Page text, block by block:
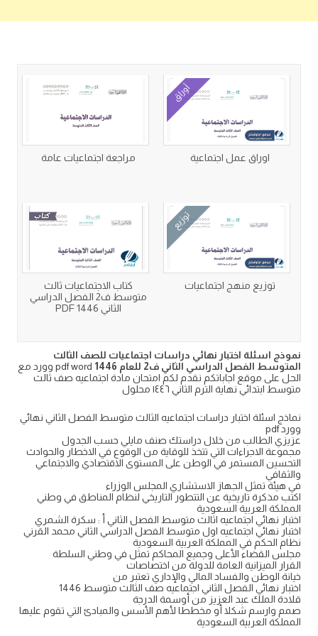
أوراق
اوراق عمل اجتماعية مراجعة اجتماعيات عامة
توزيع
توزيع منهج اجتماعيات
كتاب الاجتماعيات ثالث
متوسط ف2 الفصل الدراسي
الثاني 1446 PDF
نموذج اسئلة اختبار نهائي دراسات اجتماعيات للصف الثالث
المتوسط الفصل الدراسي الثاني ف2 للعام 1446
pdf word وورد مع
الحل على موقع اجاباتكم نقدم لكم امتحان مادة اجتماعيه صف ثالث
متوسط ابتدائي نهاية الترم الثاني ١٤٤٦ محلول
نماذج اسئلة اختبار دراسات اجتماعيه الثالث متوسط الفصل الثاني نهائي
وورد pdf
عزيزي الطالب من خلال دراستك صنف مايلي حسب الجدول
مجموعة الاجراءات التي تتخذ للوقاية من الوقوع في الاخطار والحوادث
التحسين المستمر في الوطن على المستوى الاقتصادي والاجتماعي
والثقافي
في هيئة تمثل الجهاز الاستشاري المجلس الوزراء
اكتب مذكرة تاريخية عن التتطور التاريخي لنظام المناطق في وطني
المملكة العربية السعودية
اختبار نهائي اجتماعيه اثالث متوسط الفصل الثاني أ : سكرة الشمري
اختبار نهائي اجتماعيه اول متوسط الفصل الدراسي الثاني محمد القرني
نظام الحكم في المملكة العربية السعودية
مجلس القضاء الأعلى وجميع المحاكم تمثل في وطني السلطة
القرار الميزانية العامة للدولة من اختصاصات
خيانة الوطن والفساد المالي والإداري تعتبر من
اختبار نهائي الفصل الثاني اجتماعيه صف الثالث متوسط 1446
قلادة الملك عبد العزيز من أوسمة الدرجة
صمم وارسم شكلا أو مخططا لأهم الأسس والمبادئ التي تقوم عليها
المملكة العربية السعودية